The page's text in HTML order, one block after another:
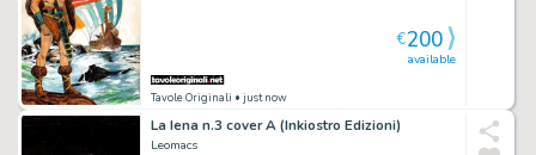
Tavole Originali • just now
available
€200
La Iena n.3 cover A (Inkiostro Edizioni)
Leomacs